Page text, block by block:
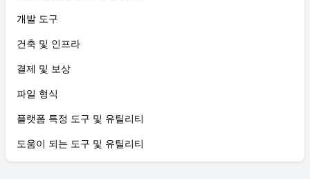
개발 도구
건축 및 인프라
결제 및 보상
파일 형식
플랫폼 특정 도구 및 유틸리티
도움이 되는 도구 및 유틸리티